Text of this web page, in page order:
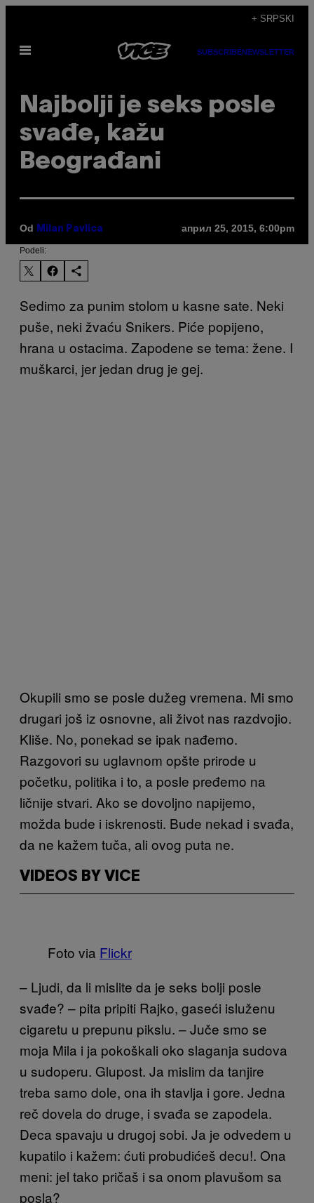
садржај
+ SRPSKI
Otvori
SUBSCRIBENEWSLETTER
Najbolji je seks posle
svađe, kažu
Beograđani
Od Milan Pavlica април 25, 2015, 6:00pm
Podeli:
Sedimo za punim stolom u kasne sate. Neki
puše, neki žvaću Snikers. Piće popijeno,
hrana u ostacima. Zapodene se tema: žene. I
muškarci, jer jedan drug je gej.
Okupili smo se posle dužeg vremena. Mi smo
drugari još iz osnovne, ali život nas razdvojio.
Kliše. No, ponekad se ipak nađemo.
Razgovori su uglavnom opšte prirode u
početku, politika i to, a posle pređemo na
ličnije stvari. Ako se dovoljno napijemo,
možda bude i iskrenosti. Bude nekad i svađa,
da ne kažem tuča, ali ovog puta ne.
VIDEOS BY VICE
Foto via Flickr
– Ljudi, da li mislite da je seks bolji posle
svađe? – pita pripiti Rajko, gaseći isluženu
cigaretu u prepunu pikslu. – Juče smo se
moja Mila i ja pokoškali oko slaganja sudova
u sudoperu. Glupost. Ja mislim da tanjire
treba samo dole, ona ih stavlja i gore. Jedna
reč dovela do druge, i svađa se zapodela.
Deca spavaju u drugoj sobi. Ja je odvedem u
kupatilo i kažem: ćuti probudićeš decu!. Ona
meni: jel tako pričaš i sa onom plavušom sa
posla?